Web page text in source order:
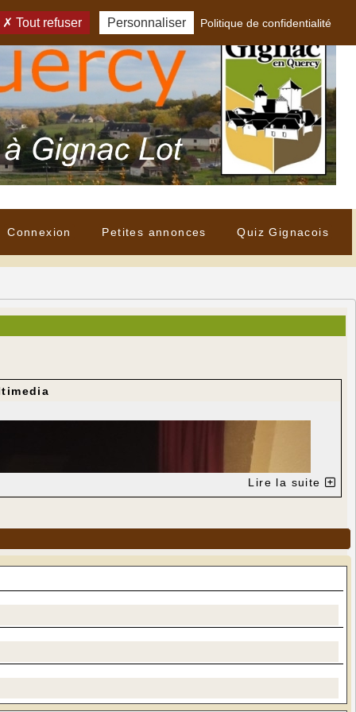
Connexion Petites annonces Quiz Gignacois
Lire la suite
Tout refuser Personnaliser Politique de confidentialité